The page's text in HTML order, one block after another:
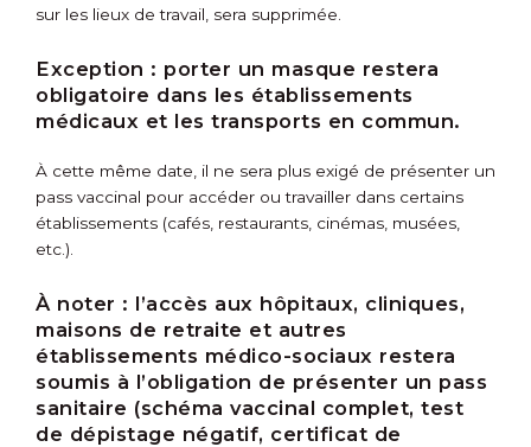
sur les lieux de travail, sera supprimée.
Exception : porter un masque restera
obligatoire dans les établissements
médicaux et les transports en commun.
À cette même date, il ne sera plus exigé de présenter un
pass vaccinal pour accéder ou travailler dans certains
établissements (cafés, restaurants, cinémas, musées,
etc.).
À noter : l’accès aux hôpitaux, cliniques,
maisons de retraite et autres
établissements médico-sociaux restera
soumis à l’obligation de présenter un pass
sanitaire (schéma vaccinal complet, test
de dépistage négatif, certificat de